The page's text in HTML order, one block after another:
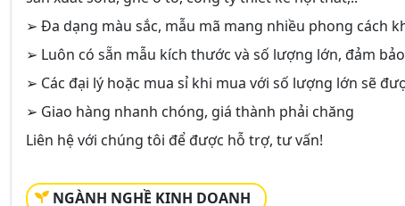
➢ Đa dạng màu sắc, mẫu mã mang nhiều phong cách
➢ Luôn có sẵn mẫu kích thước và số lượng lớn, đảm
➢ Các đại lý hoặc mua sỉ khi mua với số lượng lớn sẽ
➢ Giao hàng nhanh chóng, giá thành phải chăng
Liên hệ với chúng tôi để được hỗ trợ, tư vấn!
NGÀNH NGHỀ KINH DOANH